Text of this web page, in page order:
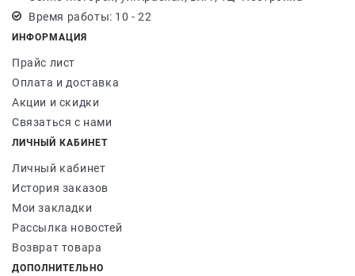
Время работы: 10 - 22
ИНФОРМАЦИЯ
Прайс лист
Оплата и доставка
Акции и скидки
Связаться с нами
ЛИЧНЫЙ КАБИНЕТ
Личный кабинет
История заказов
Мои закладки
Рассылка новостей
Возврат товара
ДОПОЛНИТЕЛЬНО